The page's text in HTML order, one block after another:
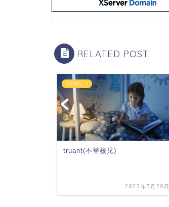
RELATED POST
語呂暗記 - T
truant(不登校児)
2022年3月20日